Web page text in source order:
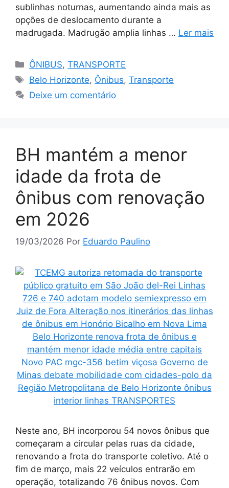
sublinhas noturnas, aumentando ainda mais as
opções de deslocamento durante a
madrugada. Madrugão amplia linhas … Ler mais
Categorias
ÔNIBUS,TRANSPORTE
Tags
Belo Horizonte, Ônibus,Transporte
Deixe um comentário
BH mantém a menor
idade da frota de
ônibus com renovação
em 2026
19/03/2026 Por Eduardo Paulino
Neste ano, BH incorporou 54 novos ônibus que
começaram a circular pelas ruas da cidade,
renovando a frota do transporte coletivo. Até o
fim de março, mais 22 veículos entrarão em
operação, totalizando 76 ônibus novos. Com